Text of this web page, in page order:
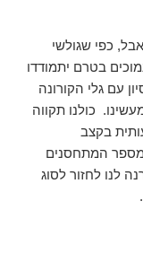
כפי שגולשי
בטרם יתמודדו
עם גלי הקורונה
כולנו תקווה
בקצב
מספר המתחסנים
לנו לחזור לסוג